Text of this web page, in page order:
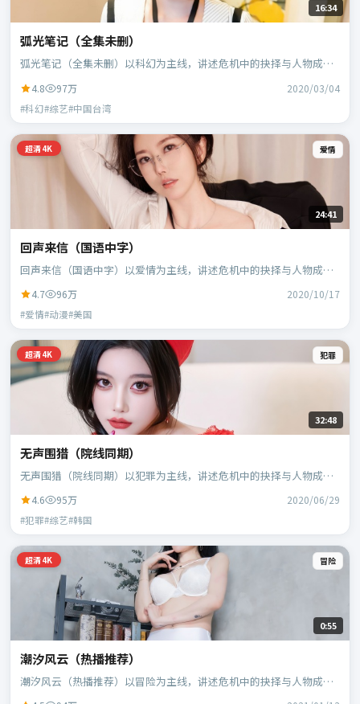
16:34
弧光笔记（全集未删）
弧光笔记（全集未删）以科幻为主线，讲述危机中的抉择与人物成
4.8 97万 2020/03/04
#科幻#综艺#中国台湾
超清4K 爱情
24:41
回声来信（国语中字）
回声来信（国语中字）以爱情为主线，讲述危机中的抉择与人物成
4.7 96万 2020/10/17
#爱情#动漫#美国
超清4K 犯罪
32:48
无声围猎（院线同期）
无声围猎（院线同期）以犯罪为主线，讲述危机中的抉择与人物成
4.6 95万 2020/06/29
#犯罪#综艺#韩国
超清4K 冒险
0:55
潮汐风云（热播推荐）
潮汐风云（热播推荐）以冒险为主线，讲述危机中的抉择与人物成